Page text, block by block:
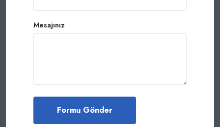
Mesajınız